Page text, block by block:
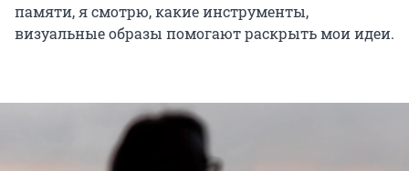
памяти, я смотрю, какие инструменты,
визуальные образы помогают раскрыть мои идеи.